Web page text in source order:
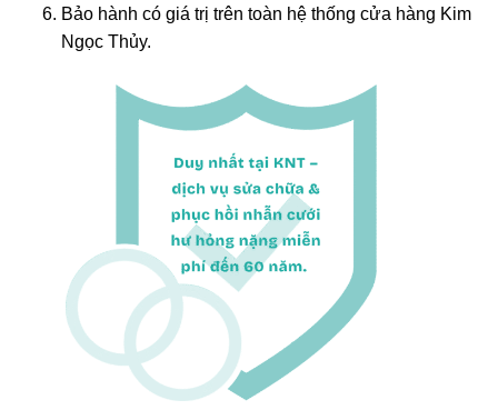
Bảo hành có giá trị trên toàn hệ thống cửa hàng Kim
Ngọc Thủy.